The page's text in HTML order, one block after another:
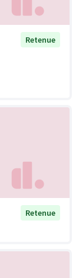
Retenue
Retenue